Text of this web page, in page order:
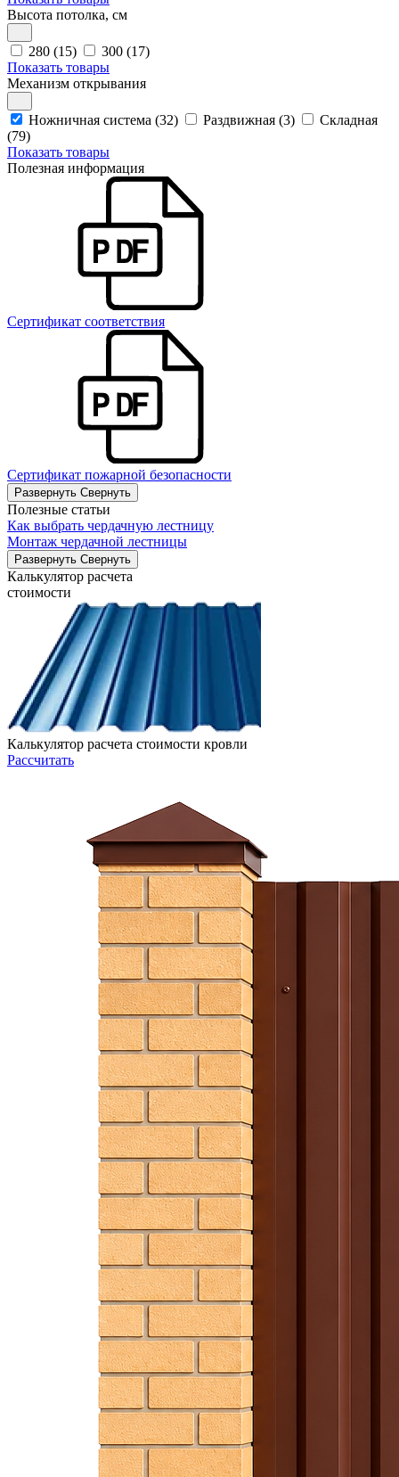
Высота потолка, см
280 (15)
300 (17)
Показать товары
Механизм открывания
Ножничная система (32) Раздвижная (3)
Складная
(79)
Показать товары
Полезная информация
Сертификат соответствия
Сертификат пожарной безопасности
Развернуть Свернуть
Полезные статьи
Как выбрать чердачную лестницу
Монтаж чердачной лестницы
Развернуть Свернуть
Калькулятор расчета
стоимости
Калькулятор расчета стоимости кровли
Рассчитать